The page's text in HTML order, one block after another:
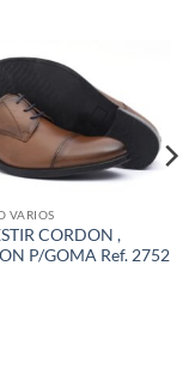
VARIOS
CORDON ,
P/GOMA Ref. 2752